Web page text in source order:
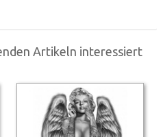
Artikeln interessiert